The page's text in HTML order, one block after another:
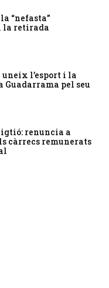
“nefasta”
la retirada
l’esport i la
Guadarrama pel seu
renuncia a
càrrecs remunerats